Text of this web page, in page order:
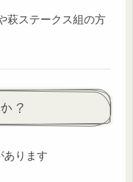
萩ステークス組の方
？
あります